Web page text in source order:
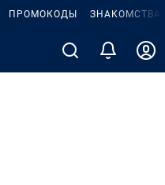
ПРОМОКОДЫ ЗНАКОМСТВА